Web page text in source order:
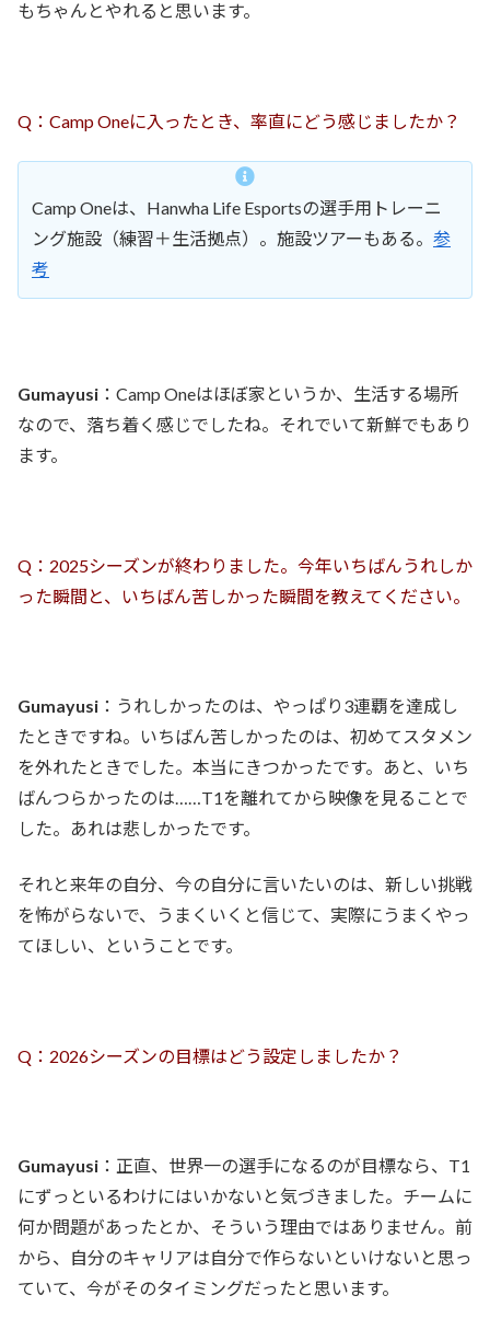
もちゃんとやれると思います。
Q：Camp Oneに入ったとき、率直にどう感じましたか？
Camp Oneは、Hanwha Life Esportsの選手用トレーニ
ング施設（練習＋生活拠点）。施設ツアーもある。 参
考
Gumayusi ：Camp Oneはほぼ家というか、生活する場所
なので、落ち着く感じでしたね。それでいて新鮮でもあり
ます。
Q：2025シーズンが終わりました。今年いちばんうれしか
った瞬間と、いちばん苦しかった瞬間を教えてください。
Gumayusi ：うれしかったのは、やっぱり3連覇を達成し
たときですね。いちばん苦しかったのは、初めてスタメン
を外れたときでした。本当にきつかったです。あと、いち
ばんつらかったのは……T1を離れてから映像を見ることで
した。あれは悲しかったです。
それと来年の自分、今の自分に言いたいのは、新しい挑戦
を怖がらないで、うまくいくと信じて、実際にうまくやっ
てほしい、ということです。
Q：2026シーズンの目標はどう設定しましたか？
Gumayusi ：正直、世界一の選手になるのが目標なら、T1
にずっといるわけにはいかないと気づきました。チームに
何か問題があったとか、そういう理由ではありません。前
から、自分のキャリアは自分で作らないといけないと思っ
ていて、今がそのタイミングだったと思います。